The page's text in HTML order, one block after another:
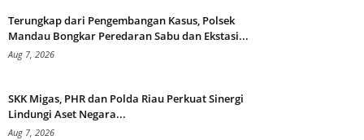
Terungkap dari Pengembangan Kasus, Polsek
Mandau Bongkar Peredaran Sabu dan Ekstasi...
Aug 7, 2026
SKK Migas, PHR dan Polda Riau Perkuat Sinergi
Lindungi Aset Negara...
Aug 7, 2026